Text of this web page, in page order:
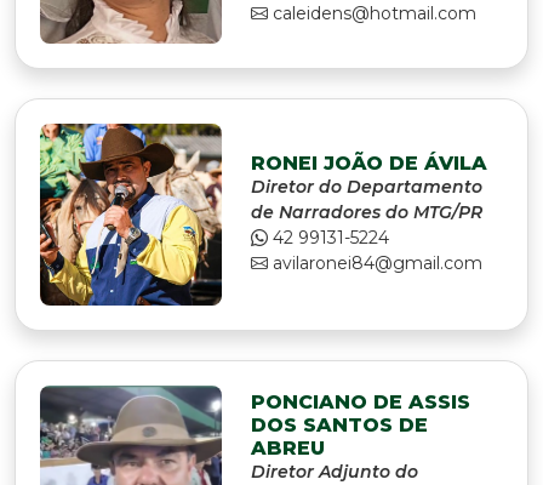
caleidens@hotmail.com
RONEI JOÃO DE ÁVILA
Diretor do Departamento
de Narradores do MTG/PR
42 99131-5224
avilaronei84@gmail.com
PONCIANO DE ASSIS
DOS SANTOS DE
ABREU
Diretor Adjunto do